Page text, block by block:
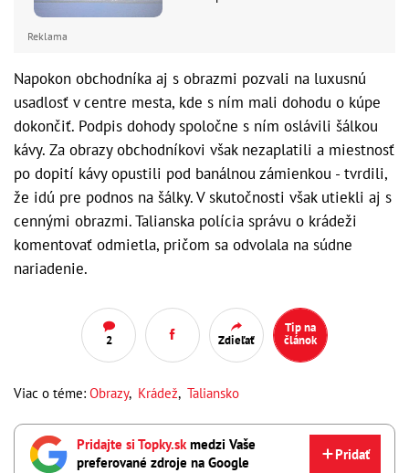
Reklama
Napokon obchodníka aj s obrazmi pozvali na luxusnú
usadlosť v centre mesta, kde s ním mali dohodu o kúpe
dokončiť. Podpis dohody spoločne s ním oslávili šálkou
kávy. Za obrazy obchodníkovi však nezaplatili a miestnosť
po dopití kávy opustili pod banálnou zámienkou - tvrdili,
že idú pre podnos na šálky. V skutočnosti však utiekli aj s
cennými obrazmi. Talianska polícia správu o krádeži
komentovať odmietla, pričom sa odvolala na súdne
nariadenie.
2 Zdieľať
Tip na
článok
Viac o téme: Obrazy, Krádež, Taliansko
Pridajte si Topky.skmedzi Vaše
preferované zdroje na Google
Pridať